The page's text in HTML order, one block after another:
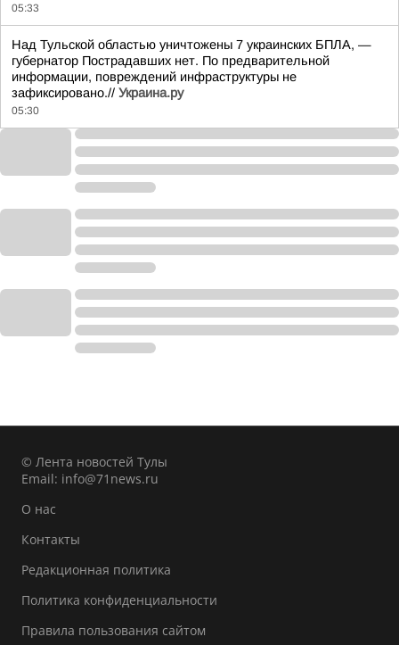
05:33
Над Тульской областью уничтожены 7 украинских БПЛА, —
губернатор Пострадавших нет. По предварительной
информации, повреждений инфраструктуры не
зафиксировано.// Украина.ру
05:30
© Лента новостей Тулы
Email: info@71news.ru
О нас
Контакты
Редакционная политика
Политика конфиденциальности
Правила пользования сайтом